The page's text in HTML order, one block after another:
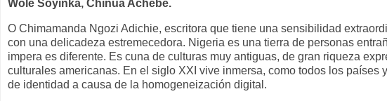
Wole Soyinka, Chinua Achebe.
O Chimamanda Ngozi Adichie, escritora que tiene una sensibilidad
con una delicadeza estremecedora. Nigeria es una tierra de personas
impera es diferente. Es cuna de culturas muy antiguas, de gran riqueza
culturales americanas. En el siglo XXI vive inmersa, como todos los
de identidad a causa de la homogeneización digital.